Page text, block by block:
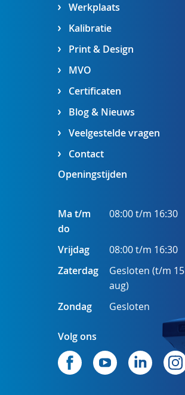
Werkplaats
Kalibratie
Print & Design
MVO
Certificaten
Blog & Nieuws
Veelgestelde vragen
Contact
Openingstijden
Ma t/m
do
08:00 t/m 16:30
Vrijdag
08:00 t/m 16:30
Zaterdag
Gesloten (t/m 15
aug)
Zondag
Gesloten
Volg ons